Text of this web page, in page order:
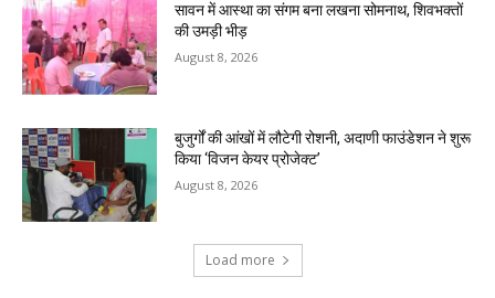
सावन में आस्था का संगम बना लखना सोमनाथ, शिवभक्तों
की उमड़ी भीड़
August 8, 2026
बुजुर्गों की आंखों में लौटेगी रोशनी, अदाणी फाउंडेशन ने शुरू
किया ‘विजन केयर प्रोजेक्ट’
August 8, 2026
Load more